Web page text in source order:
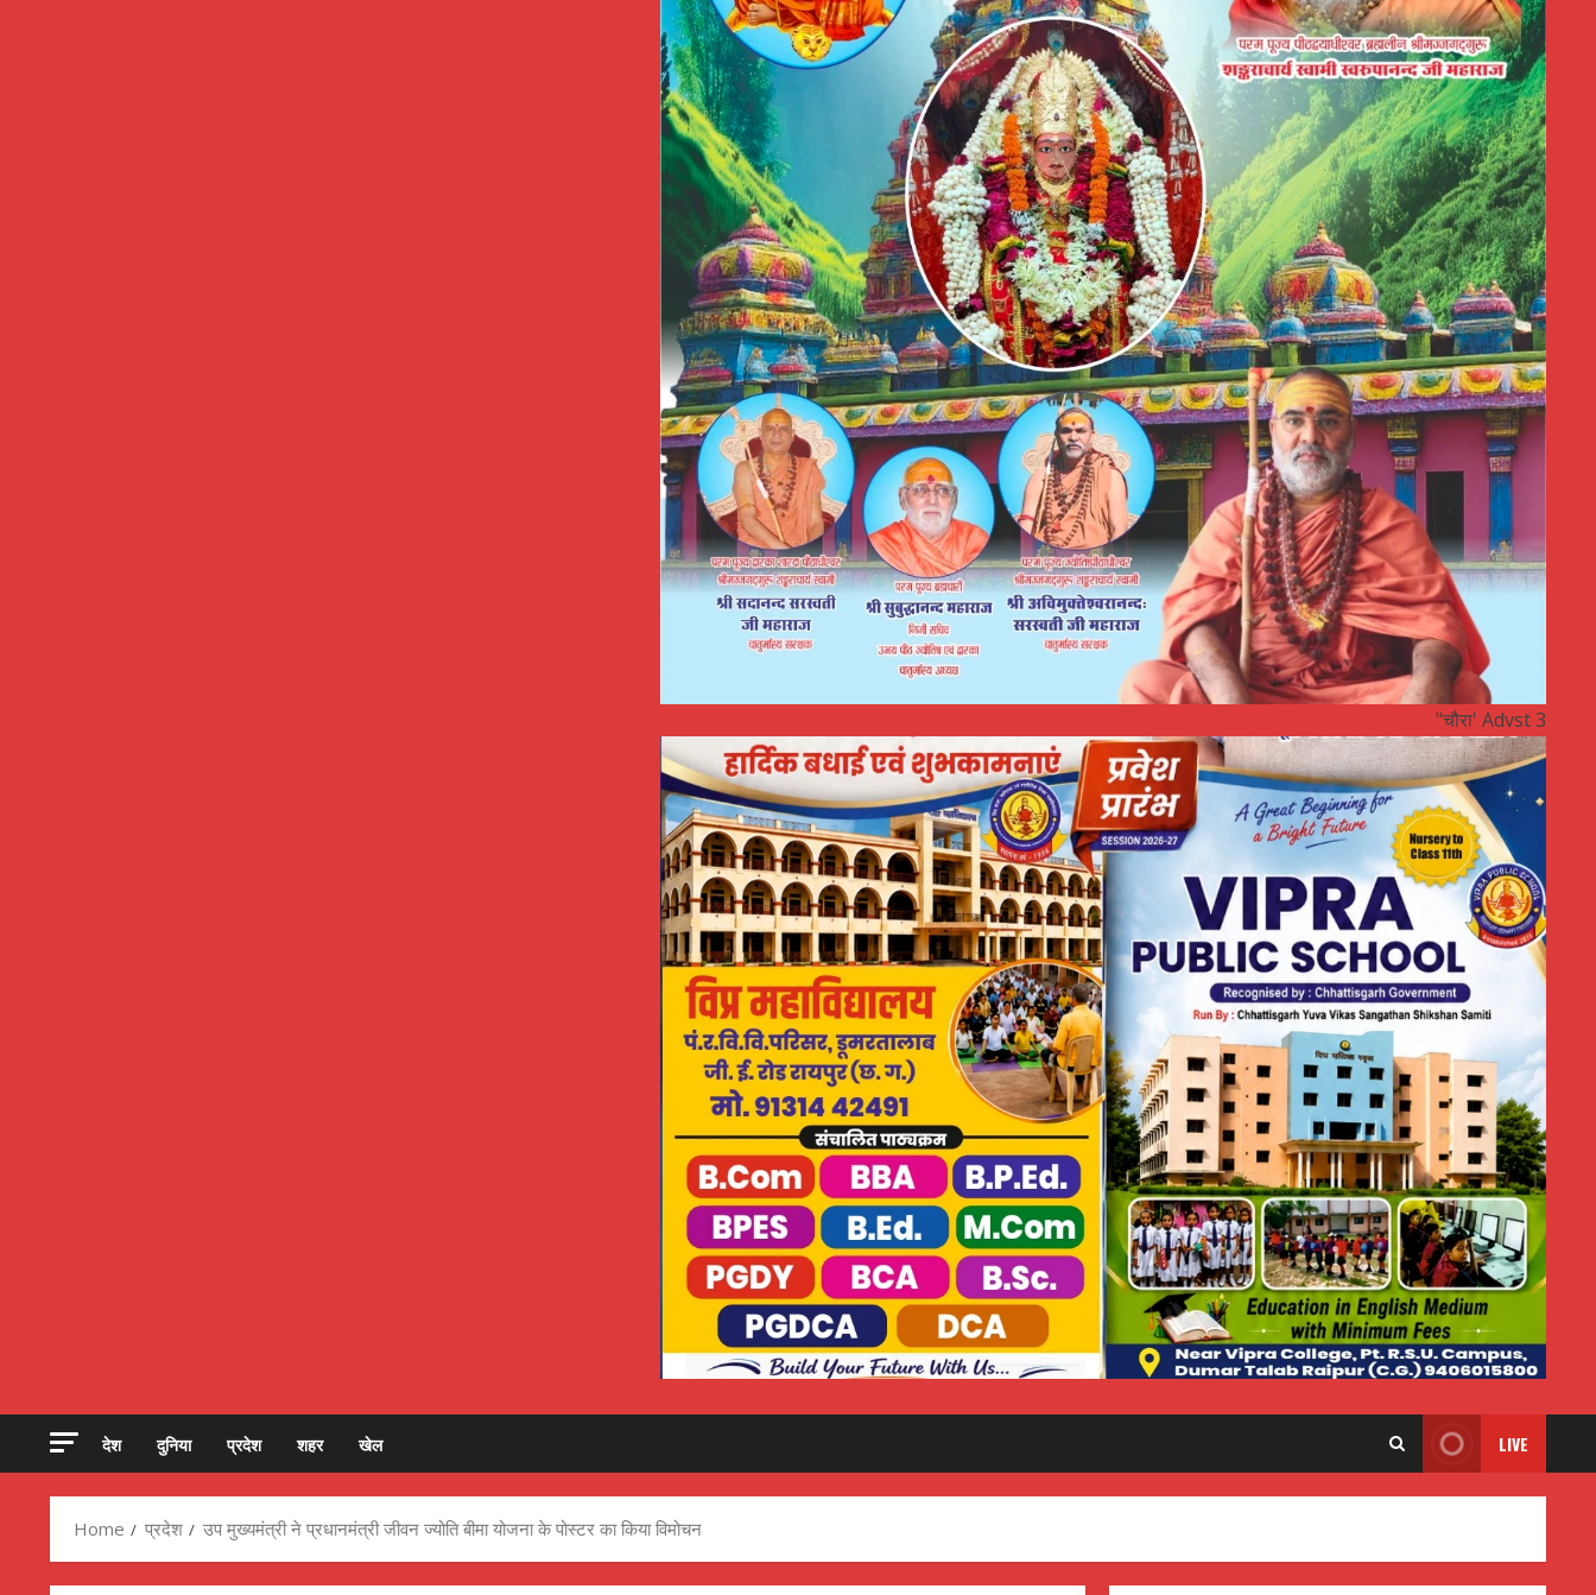
"चौरा' Advst 3
देश दुनिया प्रदेश शहर खेल LIVE
Home प्रदेश उप मुख्यमंत्री ने प्रधानमंत्री जीवन ज्योति बीमा योजना के पोस्टर का किया विमोचन